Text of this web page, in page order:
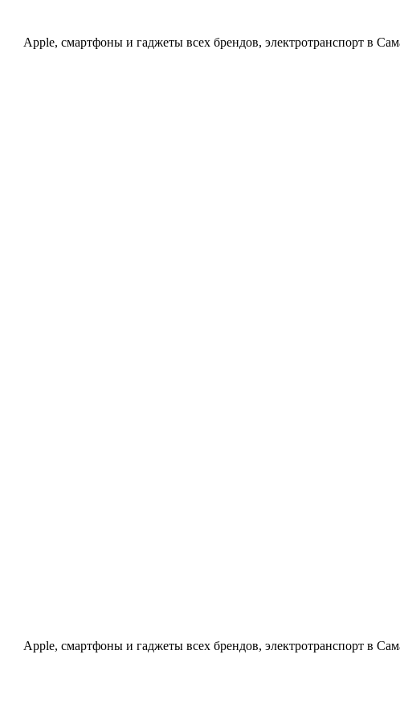
Apple, cмартфоны и гаджеты всех брендов, электротранспорт в
Apple, cмартфоны и гаджеты всех брендов, электротранспорт в